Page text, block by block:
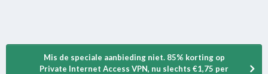
Mis de speciale aanbieding niet. 85% korting op
Private Internet Access VPN, nu slechts €1,75 per